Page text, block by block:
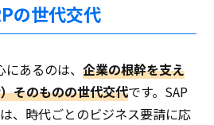
の世代交代
にあるのは、企業の根幹を支え
そのものの世代交代です。SAP
、時代ごとのビジネス要請に応